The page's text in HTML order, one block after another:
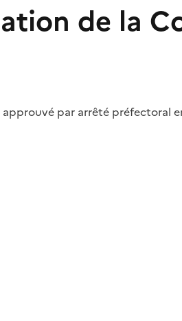
de la
approuvé par arrêté